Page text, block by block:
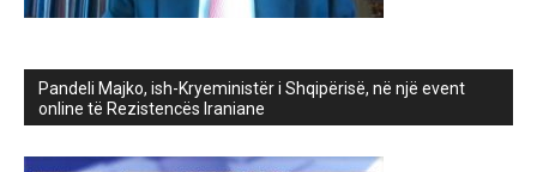
Pandeli Majko, ish-Kryeministër i Shqipërisë, në një event
online të Rezistencës Iraniane